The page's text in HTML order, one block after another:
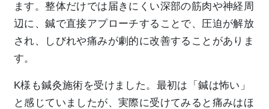
ます。整体だけでは届きにくい深部の筋肉や神経周
辺に、鍼で直接アプローチすることで、圧迫が解放
され、しびれや痛みが劇的に改善することがありま
す。
K様も鍼灸施術を受けました。最初は「鍼は怖い」
と感じていましたが、実際に受けてみると痛みはほ